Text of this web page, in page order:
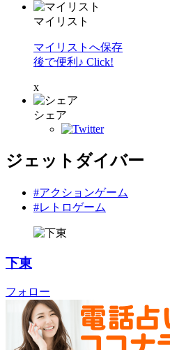
マイリスト
マイリストへ保存
後で便利♪ Click!
x
シェア
ジェットダイバー
#アクションゲーム
#レトロゲーム
下東
フォロー